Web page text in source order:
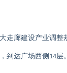
走廊建设产业调整
到达广场西侧 14层